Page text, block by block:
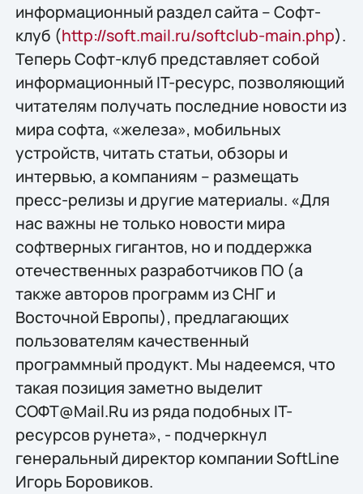
информационный раздел сайта – Софт-
клуб (http://soft.mail.ru/softclub-main.php).
Теперь Софт-клуб представляет собой
информационный IT-ресурс, позволяющий
читателям получать последние новости из
мира софта, «железа», мобильных
устройств, читать статьи, обзоры и
интервью, а компаниям – размещать
пресс-релизы и другие материалы. «Для
нас важны не только новости мира
софтверных гигантов, но и поддержка
отечественных разработчиков ПО (а
также авторов программ из СНГ и
Восточной Европы), предлагающих
пользователям качественный
программный продукт. Мы надеемся, что
такая позиция заметно выделит
СОФТ@Mail.Ru из ряда подобных IT-
ресурсов рунета», - подчеркнул
генеральный директор компании SoftLine
Игорь Боровиков.